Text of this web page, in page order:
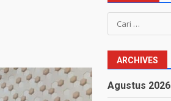
Cari
untuk:
ARCHIVES
Agustus 2026